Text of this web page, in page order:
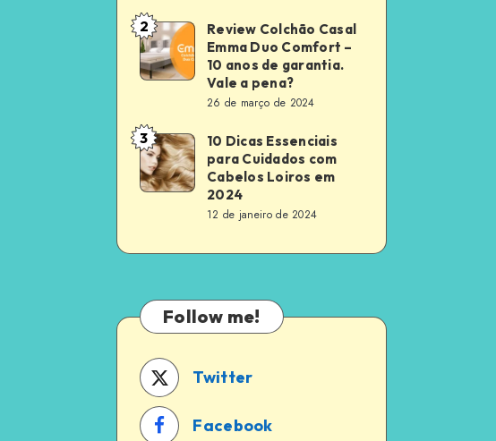
Fire
TV
Stick
Amazon:
Vale
a
Review
Colchão
Casal
Duo
Comfort
–
de
Vale
a
pena?
2
Review Colchão Casal
Emma Duo Comfort –
10 anos de garantia.
Vale a pena?
26 de março de 2024
10
Dicas
Essenciais
Cabelos
Loiros
2024
3
10 Dicas Essenciais
para Cuidados com
Cabelos Loiros em
2024
12 de janeiro de 2024
Follow me!
Twitter
Facebook